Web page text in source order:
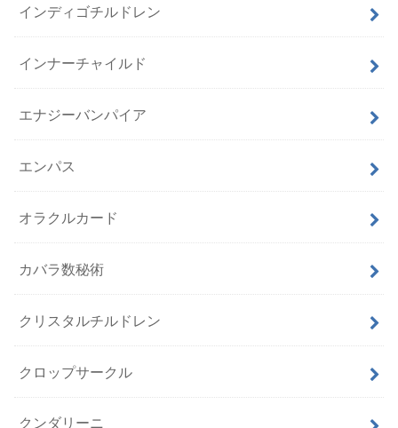
インディゴチルドレン
インナーチャイルド
エナジーバンパイア
エンパス
オラクルカード
カバラ数秘術
クリスタルチルドレン
クロップサークル
クンダリーニ